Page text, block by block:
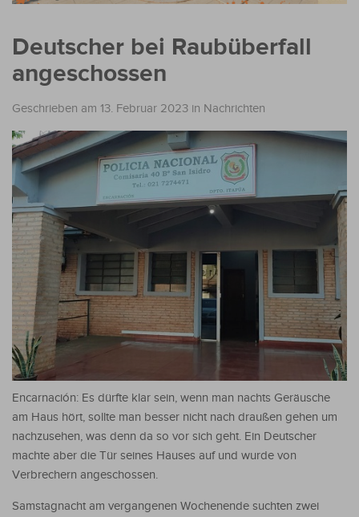
Deutscher bei Raubüberfall
angeschossen
Geschrieben am 13. Februar 2023 in Nachrichten
Encarnación: Es dürfte klar sein, wenn man nachts Geräusche
am Haus hört, sollte man besser nicht nach draußen gehen um
nachzusehen, was denn da so vor sich geht. Ein Deutscher
machte aber die Tür seines Hauses auf und wurde von
Verbrechern angeschossen.
Samstagnacht am vergangenen Wochenende suchten zwei